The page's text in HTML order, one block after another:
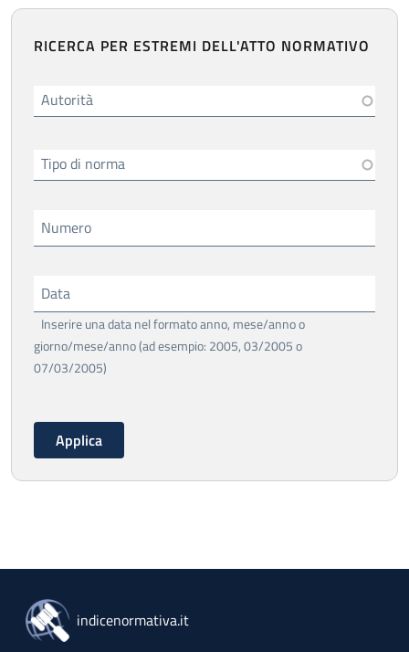
RICERCA PER ESTREMI DELL'ATTO NORMATIVO
Autorità
Tipo di norma
Numero
Data
Inserire una data nel formato anno, mese/anno o
giorno/mese/anno (ad esempio: 2005, 03/2005 o
07/03/2005)
indicenormativa.it